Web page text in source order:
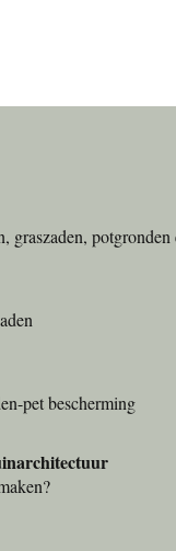
graszaden, potgronden
pet bescherming